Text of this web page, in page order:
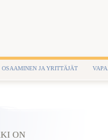
OSAAMINEN JA YRITTÄJÄT
ON